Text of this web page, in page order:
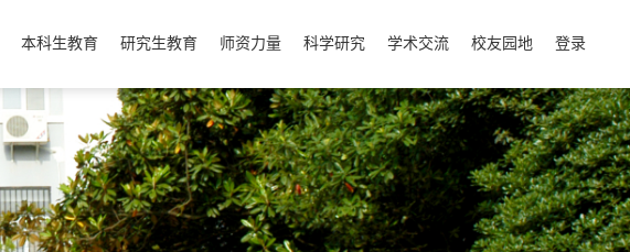
本科生教育 研究生教育 师资力量 科学研究 学术交流 校友园地 登录